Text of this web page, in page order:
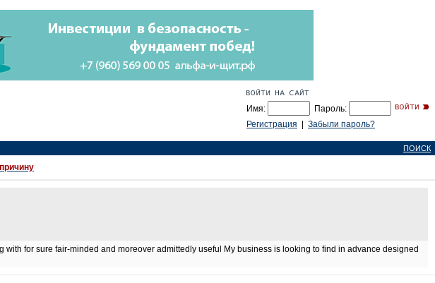
Имя:
Пароль:
Регистрация
Забыли пароль?
ПОИСК
for sure fair-minded and moreover admittedly useful My business is looking to find in advance designed